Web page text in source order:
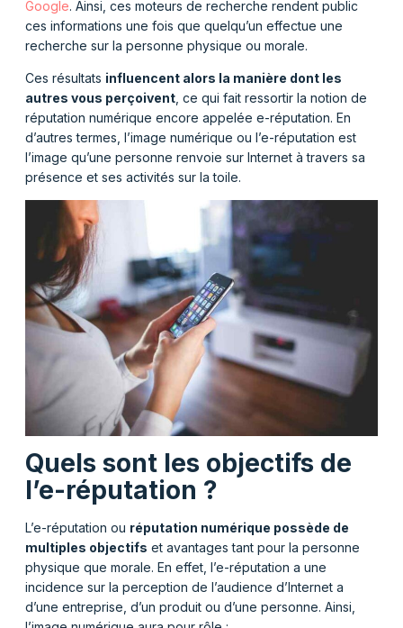
Google. Ainsi, ces moteurs de recherche rendent public
ces informations une fois que quelqu’un effectue une
recherche sur la personne physique ou morale.
Ces résultats influencent alors la manière dont les
autres vous perçoivent , ce qui fait ressortir la notion de
réputation numérique encore appelée e-réputation. En
d’autres termes, l’image numérique ou l’e-réputation est
l’image qu’une personne renvoie sur Internet à travers sa
présence et ses activités sur la toile.
Quels sont les objectifs de
l’e-réputation ?
L’e-réputation ou réputation numérique possède de
multiples objectifs et avantages tant pour la personne
physique que morale. En effet, l’e-réputation a une
incidence sur la perception de l’audience d’Internet a
d’une entreprise, d’un produit ou d’une personne. Ainsi,